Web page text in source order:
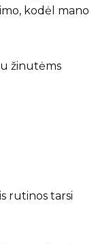
kodėl mano
žinutėms
rutinos tarsi